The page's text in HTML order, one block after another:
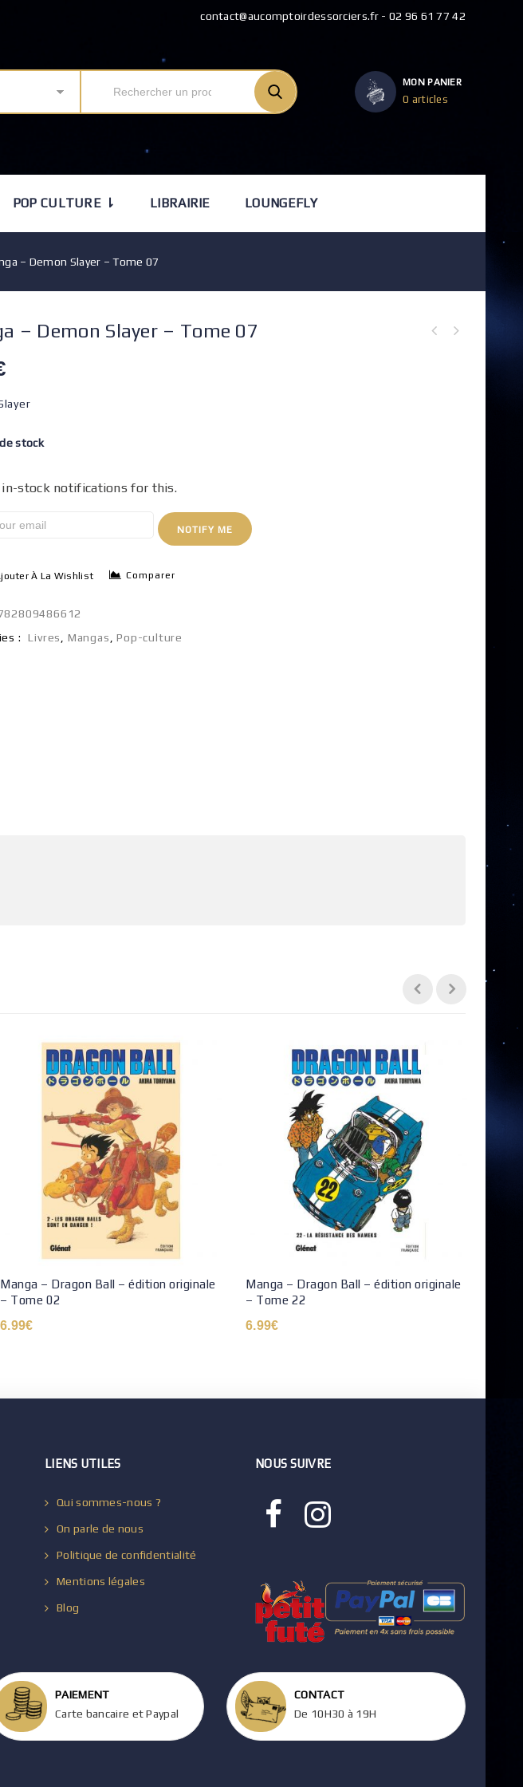
contact@aucomptoirdessorciers.fr - 02 96 61 77 42
MON PANIER
0 articles
POP CULTURE ⇂ LIBRAIRIE LOUNGEFLY
– Demon Slayer – Tome 07
– Demon Slayer – Tome 07
stock
in-stock notifications for this.
NOTIFY ME
À La Wishlist Comparer
:
Livres Mangas ,Pop-culture
Manga – Dragon Ball – édition originale
– Tome 02
6.99€
Manga – Dragon Ball – édition originale
– Tome 22
6.99€
LIENS UTILES
Qui sommes-nous ?
On parle de nous
Politique de confidentialité
Mentions légales
Blog
NOUS SUIVRE
PAIEMENT
Carte bancaire et Paypal
CONTACT
De 10H30 à 19H